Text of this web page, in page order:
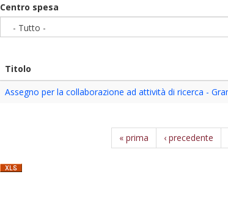
Centro spesa
- Tutto -
Titolo
Assegno per la collaborazione ad attività di ricerca -
« prima ‹ precedente